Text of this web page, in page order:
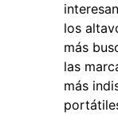
los
más
las
más